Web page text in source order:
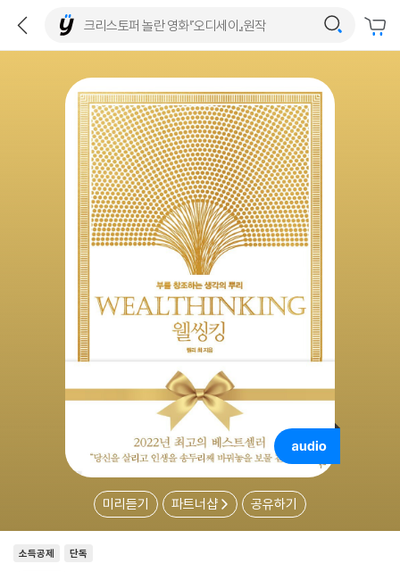
미리듣기 파트너샵 공유하기
소득공제 단독